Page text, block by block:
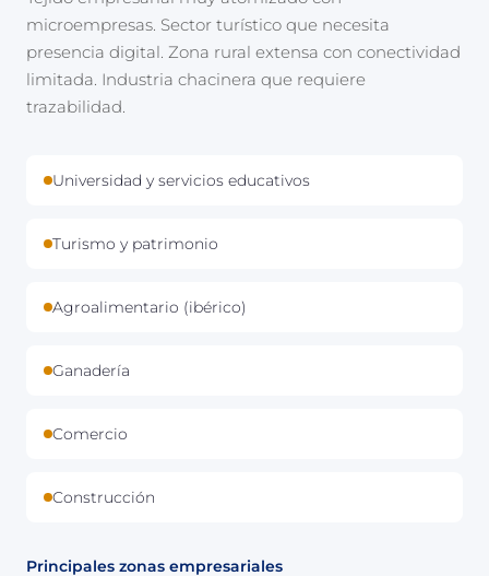
microempresas. Sector turístico que necesita
presencia digital. Zona rural extensa con conectividad
limitada. Industria chacinera que requiere
trazabilidad.
Universidad y servicios educativos
Turismo y patrimonio
Agroalimentario (ibérico)
Ganadería
Comercio
Construcción
Principales zonas empresariales